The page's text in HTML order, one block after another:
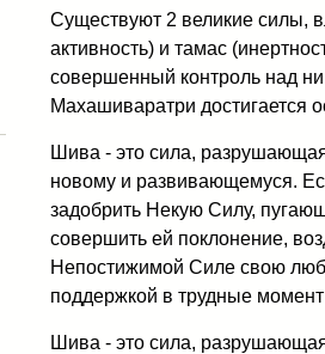
Существуют 2 великие силы,
активность) и тамас
совершенный контроль над
Махашиваратри достигается
Шива - это сила,
новому и развивающемуся.
задобрить Некую Силу,
совершить ей поклонение,
Непостижимой Силе свою
поддержкой в трудные
Шива - это сила,